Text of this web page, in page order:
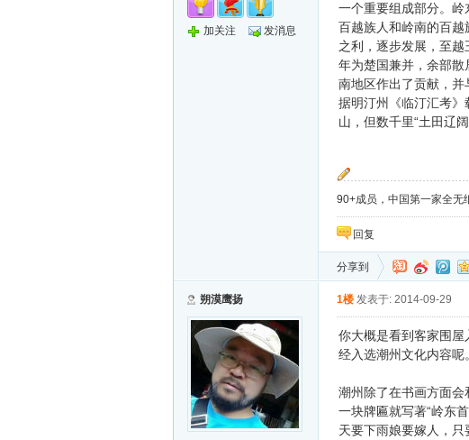
加关注 发消息
一个重要组成部分。
百越族人和岭南的百
之利，逐步发展，至
年为楚国兼并，余部散
南地区作出了贡献，并
据明汀州《临汀汇考》
山，但数千里“土田辽
90+成员，中国第一家全
回复
分享到
朔漠鹰扬 1楼 发表于: 2014-09-29
你大概是看到客家围
经入选潮州文化内容呢。
潮州除了在书画方面会
一块牌匾就写著“岭东
天要下雨娘要嫁人，只